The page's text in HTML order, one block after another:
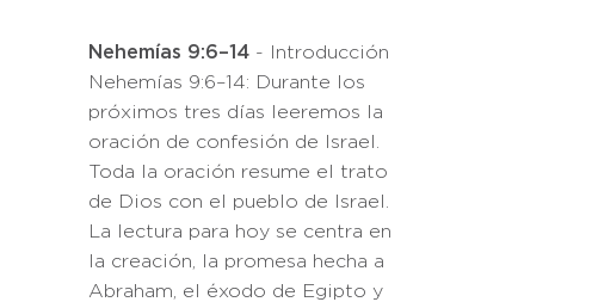
Nehemías 9:6–14 - Introducción
Nehemías 9:6–14: Durante los
próximos tres días leeremos la
oración de confesión de Israel.
Toda la oración resume el trato
de Dios con el pueblo de Israel.
La lectura para hoy se centra en
la creación, la promesa hecha a
Abraham, el éxodo de Egipto y